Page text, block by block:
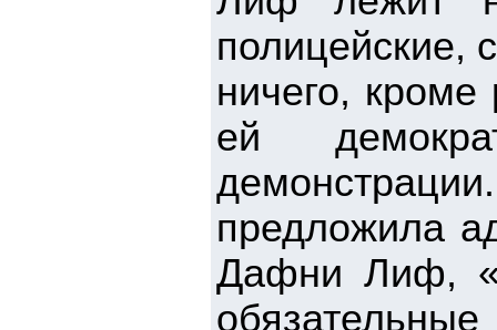
полицейские,
ничего, кроме
ей
предложила
Дафни Лиф,